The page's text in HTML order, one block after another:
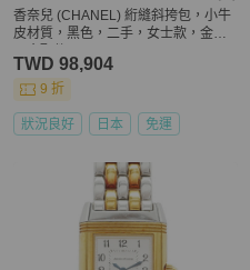
香奈兒 (CHANEL) 絎縫斜挎包，小牛
皮材質，黑色，二手，女士款，金色
TWD 98,904
9 折
狀況良好 日本 免運